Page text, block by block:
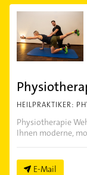
HEILPRAKTIKER:
Physiotherapie
Ihnen moderne,
E-Mail